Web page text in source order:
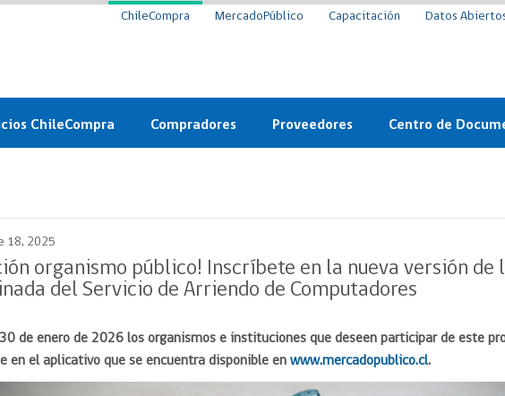
ChileCompra MercadoPúblico Capacitación Datos
ChileCompra
ChileCompra:
competencias
Compradores
Circular
Compra Ágil
Tipos de Licitaciones
Bases Tipo de Licitación
Convenio Marco
Proveedores
Licitaciones
Convenio Marco
Centro de
18, 2025
organismo público! Inscríbete en la nueva versión de
del Servicio de Arriendo de Computadores
de enero de 2026 los organismos e instituciones que deseen participar de este
en el aplicativo que se encuentra disponible enwww.mercadopublico.cl.